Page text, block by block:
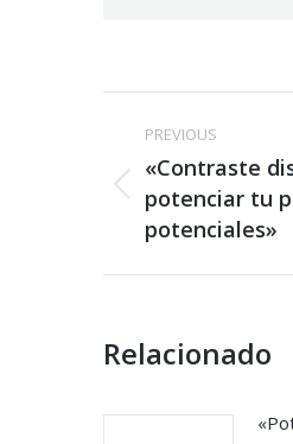
Post
PREVIOUS
Previous
post:
«Contraste
potenciar tu
potenciales»
Relacionado